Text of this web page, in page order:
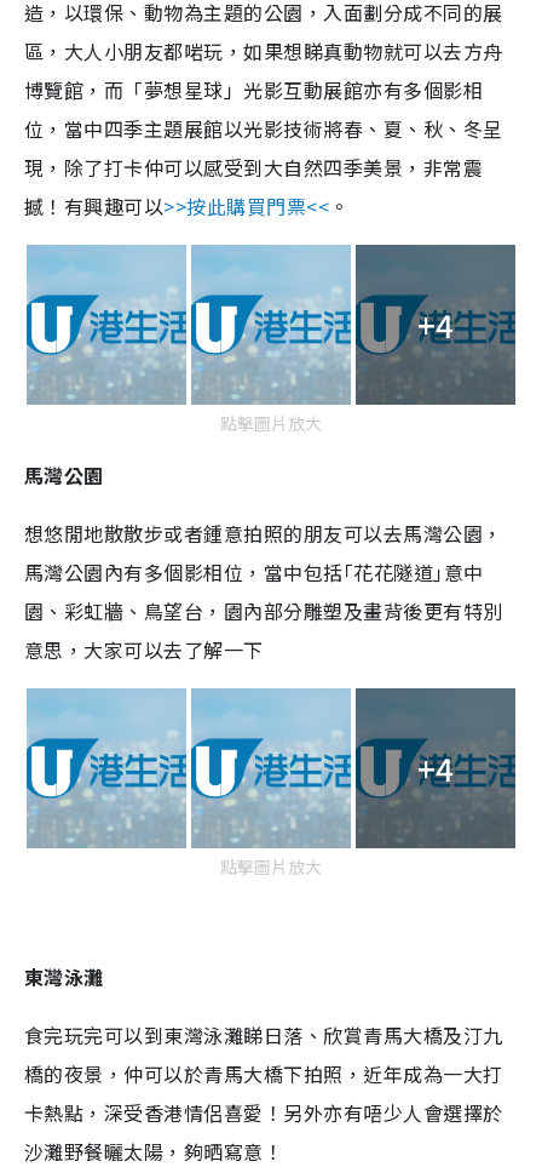
造，以環保、動物為主題的公園，入面劃分成不同的展
區，大人小朋友都啱玩，如果想睇真動物就可以去方舟
博覽館，而「夢想星球」光影互動展館亦有多個影相
位，當中四季主題展館以光影技術將春、夏、秋、冬呈
現，除了打卡仲可以感受到大自然四季美景，非常震
撼！有興趣可以>>按此購買門票<< 。
+4
點擊圖片放大
馬灣公園
想悠閒地散散步或者鍾意拍照的朋友可以去馬灣公園，
馬灣公園內有多個影相位，當中包括｢花花隧道｣意中
園、彩虹牆、鳥望台，園內部分雕塑及畫背後更有特別
意思，大家可以去了解一下
+4
點擊圖片放大
東灣泳灘
食完玩完可以到東灣泳灘睇日落、欣賞青馬大橋及汀九
橋的夜景，仲可以於青馬大橋下拍照，近年成為一大打
卡熱點，深受香港情侶喜愛！另外亦有唔少人會選擇於
沙灘野餐曬太陽，夠晒寫意！